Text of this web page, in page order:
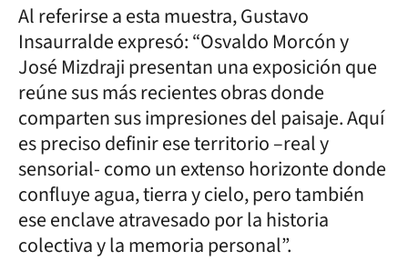
Al referirse a esta muestra, Gustavo
Insaurralde expresó: “Osvaldo Morcón y
José Mizdraji presentan una exposición que
reúne sus más recientes obras donde
comparten sus impresiones del paisaje. Aquí
es preciso definir ese territorio –real y
sensorial- como un extenso horizonte donde
confluye agua, tierra y cielo, pero también
ese enclave atravesado por la historia
colectiva y la memoria personal”.